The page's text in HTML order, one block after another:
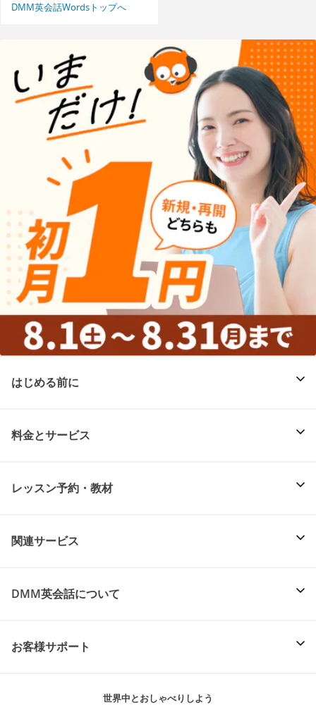
DMM英会話Wordsトップへ
はじめる前に
料金とサービス
レッスン予約・教材
関連サービス
DMM英会話について
お客様サポート
世界中とおしゃべりしよう